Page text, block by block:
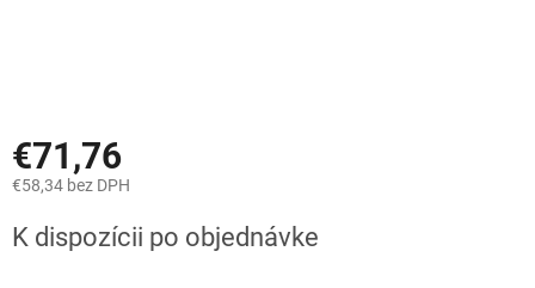
€71,76
€58,34 bez DPH
cena:
K dispozícii po objednávke